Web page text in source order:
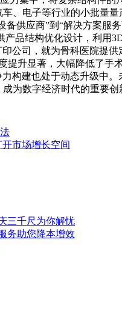
、电子等行业的小批量量
备供应商”到“解决方案
产品结构优化设计，利用
公司，就为骨科医院提
提升显著，大幅降低了手术
构建也处于动态升级中
为数字经济时代的重要创
市场增长空间
三千尺为你解忧
务助您降本增效